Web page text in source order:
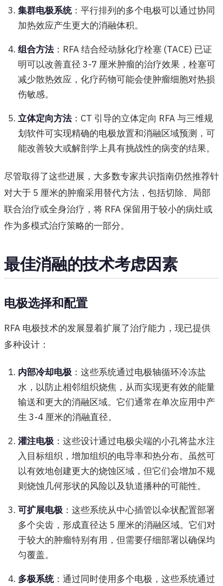
集群电极系统：平行排列的多个电极可以通过协同
加热效应产生更大的消融体积。
组合方法：RFA 结合经动脉化疗栓塞 (TACE) 已证
明可以改善直径 3-7 厘米肿瘤的治疗效果，栓塞可
减少散热效应，化疗药物可能会使肿瘤细胞对热损
伤敏感。
立体定向方法：CT 引导的立体定向 RFA 与三维规
划软件可实现精确的电极放置和消融区域预测，可
能改善较大或解剖学上具有挑战性的病变的结果。
尽管取得了这些进展，大多数专家共识指南仍然推荐针
对大于 5 厘米的肿瘤采用替代方法，包括切除、局部
联合治疗或全身治疗，将 RFA 保留用于较小的病灶或
作为多模式治疗策略的一部分。
最佳消融的技术考虑因素
电极选择和配置
RFA 电极技术的发展显着扩展了治疗能力，现已提供
多种设计：
内部冷却电极 ：这些系统通过电极轴循环冷冻盐
水，以防止相邻组织烧焦，从而实现更有效的能量
输送和更大的消融区域。它们通常在单次应用中产
生 3-4 厘米的消融直径。
灌注电极 ：这些设计通过电极尖端的小孔将盐水注
入目标组织，增加组织的电导率和热分布。虽然可
以有效地创建更大的烧蚀区域，但它们会增加不规
则烧蚀几何形状的风险以及轨道播种的可能性。
可扩展电极 ：这些系统从中心插管以伞状配置部署
多个尖齿，形成直径达 5 厘米的消融区域。它们对
于较大的肿瘤特别有用，但需要仔细部署以确保均
匀覆盖。
多极系统：通过同时使用多个电极，这些系统通过